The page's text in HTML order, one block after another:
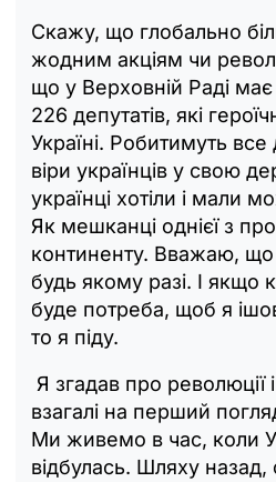
Скажу, що глобально
жодним акціям чи
що у Верховній Раді
226 депутатів, які
Україні. Робитимуть
віри українців у свою
українці хотіли і мали
Як мешканці однієї з
континенту. Вважаю, що
будь якому разі. І якщо
буде потреба, щоб я
то я піду.
Я згадав про революції
взагалі на перший
Ми живемо в час, коли
відбулась. Шляху назад,